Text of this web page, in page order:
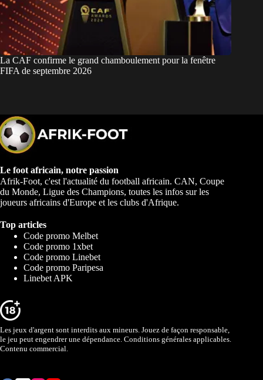
La CAF confirme le grand chamboulement pour la fenêtre
FIFA de septembre 2026
Le foot africain, notre passion
Afrik-Foot, c'est l'actualité du football africain. CAN, Coupe
du Monde, Ligue des Champions, toutes les infos sur les
joueurs africains d'Europe et les clubs d'Afrique.
Top articles
Code promo Melbet
Code promo 1xbet
Code promo Linebet
Code promo Paripesa
Linebet APK
Les jeux d'argent sont interdits aux mineurs. Jouez de façon responsable,
le jeu peut engendrer une dépendance. Conditions générales applicables.
Contenu commercial.